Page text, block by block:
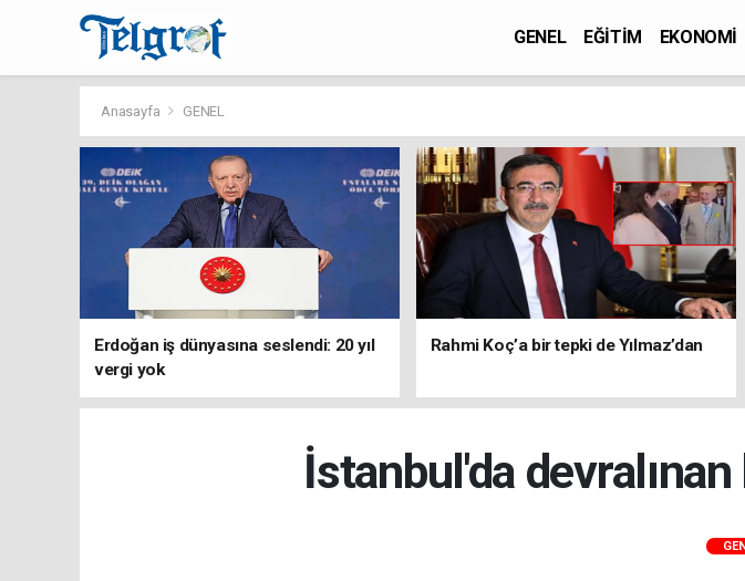
GENEL EĞİTİM EKONOMİ
Anasayfa GENEL
Erdoğan iş dünyasına seslendi: 20 yıl
vergi yok
Rahmi Koç’a bir tepki de Yılmaz’dan
İstanbul'da devralınan